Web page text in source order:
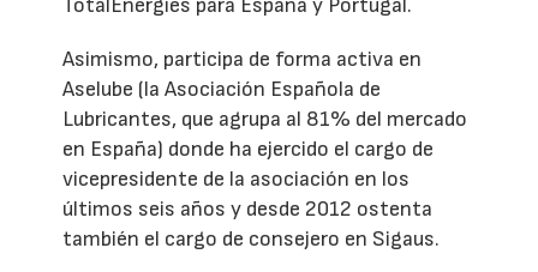
Asimismo, participa de forma activa en
Aselube (la Asociación Española de
Lubricantes, que agrupa al 81% del mercado
en España) donde ha ejercido el cargo de
vicepresidente de la asociación en los
últimos seis años y desde 2012 ostenta
también el cargo de consejero en Sigaus.